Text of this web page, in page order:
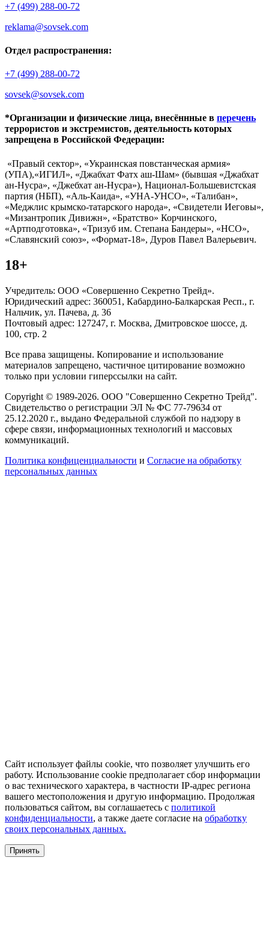
+7 (499) 288-00-72
reklama@sovsek.com
Отдел распространения:
+7 (499) 288-00-72
sovsek@sovsek.com
*Организации и физические лица, внесённные в перечень
террористов и экстремистов, деятельность которых
запрещена в Российской Федерации:
«Правый сектор», «Украинская повстанческая армия»
(УПА),«ИГИЛ», «Джабхат Фатх аш-Шам» (бывшая «Джабхат
ан-Нусра», «Джебхат ан-Нусра»), Национал-Большевистская
партия (НБП), «Аль-Каида», «УНА-УНСО», «Талибан»,
«Меджлис крымско-татарского народа», «Свидетели Иеговы»,
«Мизантропик Дивижн», «Братство» Корчинского,
«Артподготовка», «Тризуб им. Степана Бандеры», «НСО»,
«Славянский союз», «Формат-18», Дуров Павел Валерьевич.
18+
Учредитель: ООО «Совершенно Секретно Трейд».
Юридический адрес: 360051, Кабардино-Балкарская Респ., г.
Нальчик, ул. Пачева, д. 36
Почтовый адрес: 127247, г. Москва, Дмитровское шоссе, д.
100, стр. 2
Все права защищены. Копирование и использование
материалов запрещено, частичное цитирование возможно
только при условии гиперссылки на сайт.
Copyright © 1989-2026. ООО "Совершенно Секретно Трейд".
Свидетельство о регистрации ЭЛ № ФС 77-79634 от
25.12.2020 г., выдано Федеральной службой по надзору в
сфере связи, информационных технологий и массовых
коммуникаций.
Политика конфиценциальности и Согласие на обработку
персональных данных
Сайт использует файлы cookie, что позволяет улучшить его
работу. Использование cookie предполагает сбор информации
о вас технического характера, в частности IP-адрес региона
вашего местоположения и другую информацию. Продолжая
пользоваться сайтом, вы соглашаетесь с политикой
конфиденциальности, а также даете согласие на обработку
своих персональных данных.
Принять